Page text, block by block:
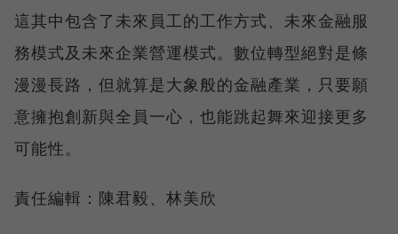
這其中包含了未來員工的工作方式、未來金融服
務模式及未來企業營運模式。數位轉型絕對是條
漫漫長路，但就算是大象般的金融產業，只要願
意擁抱創新與全員一心，也能跳起舞來迎接更多
可能性。
責任編輯：陳君毅、林美欣